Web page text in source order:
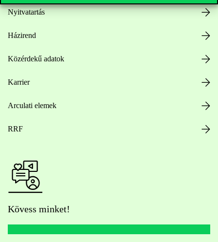
Nyitvatartás
Házirend
Közérdekű adatok
Karrier
Arculati elemek
RRF
Kövess minket!